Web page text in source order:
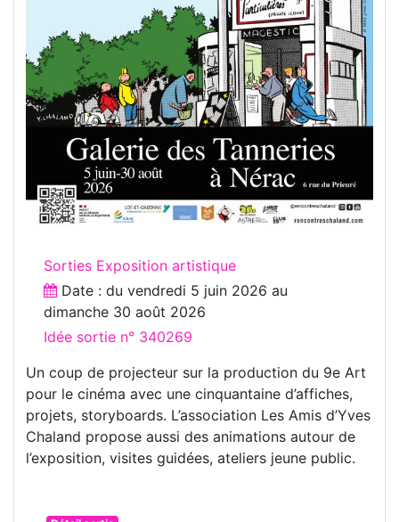
Sorties Exposition artistique
Date : du vendredi 5 juin 2026 au
dimanche 30 août 2026
Idée sortie n° 340269
Un coup de projecteur sur la production du 9e Art
pour le cinéma avec une cinquantaine d’affiches,
projets, storyboards. L’association Les Amis d’Yves
Chaland propose aussi des animations autour de
l’exposition, visites guidées, ateliers jeune public.